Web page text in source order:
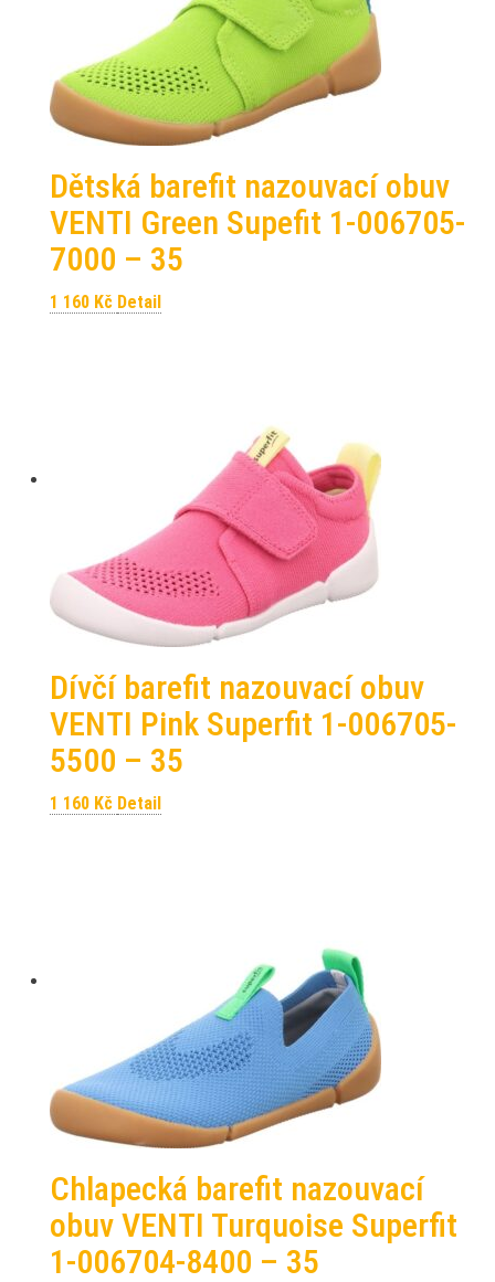
Dětská barefit nazouvací obuv
VENTI Green Supefit 1-006705-
7000 – 35
1 160 Kč Detail
Dívčí barefit nazouvací obuv
VENTI Pink Superfit 1-006705-
5500 – 35
1 160 Kč Detail
Chlapecká barefit nazouvací
obuv VENTI Turquoise Superfit
1-006704-8400 – 35